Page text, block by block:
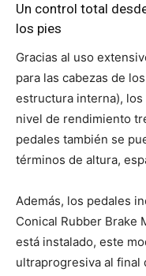
Un control total
los pies
Gracias al uso
para las cabezas de
estructura interna),
nivel de rendimiento
pedales también se
términos de altura,
Además, los pedales
Conical Rubber Brake
está instalado, este
ultraprogresiva al